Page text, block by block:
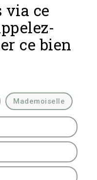
via ce
ce bien
Mademoiselle